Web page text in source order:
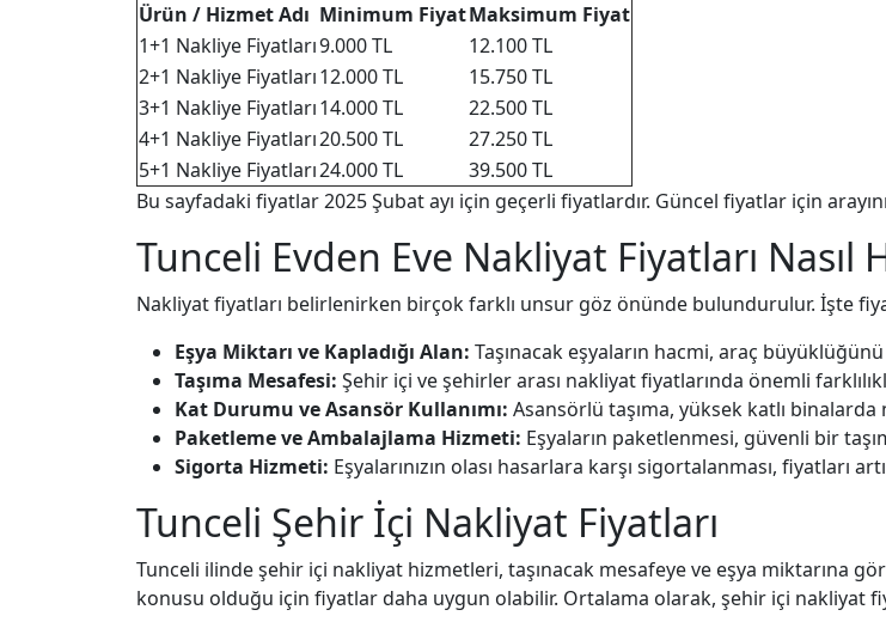
Ürün / Hizmet Adı Minimum FiyatMaksimum Fiyat
1+1 Nakliye Fiyatları9.000 TL
12.100 TL
2+1 Nakliye Fiyatları12.000 TL
15.750 TL
3+1 Nakliye Fiyatları14.000 TL
22.500 TL
4+1 Nakliye Fiyatları20.500 TL
27.250 TL
5+1 Nakliye Fiyatları24.000 TL
39.500 TL
Bu sayfadaki fiyatlar 2025 Şubat ayı için geçerli fiyatlardır. Güncel fiyatlar için
Tunceli Evden Eve Nakliyat Fiyatları Nasıl
Nakliyat fiyatları belirlenirken birçok farklı unsur göz önünde bulundurulur. İşte
Eşya Miktarı ve Kapladığı Alan: Taşınacak eşyaların hacmi, araç
Taşıma Mesafesi: Şehir içi ve şehirler arası nakliyat fiyatlarında önemli
Kat Durumu ve Asansör Kullanımı: Asansörlü taşıma, yüksek katlı
Paketleme ve Ambalajlama Hizmeti: Eşyaların paketlenmesi, güvenli bir
Sigorta Hizmeti: Eşyalarınızın olası hasarlara karşı sigortalanması, fiyatları
Tunceli Şehir İçi Nakliyat Fiyatları
Tunceli ilinde şehir içi nakliyat hizmetleri, taşınacak mesafeye ve eşya miktarına
konusu olduğu için fiyatlar daha uygun olabilir. Ortalama olarak, şehir içi nakliyat